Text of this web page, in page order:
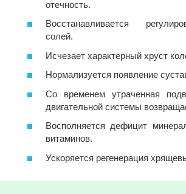
отечность.
Восстанавливается
солей.
Исчезает характерный хруст
Нормализуется появление
Со временем утраченная
двигательной системы
Восполняется дефицит
витаминов.
Ускоряется регенерация